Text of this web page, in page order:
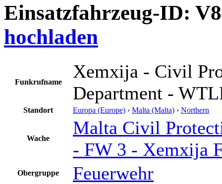
Einsatzfahrzeug-ID:
hochladen
Funkrufname
Xemxija - Civil
Department -
Standort Europa (Europe) › Malta (Malta) › Northern
Wache
Malta Civil
- FW 3 - Xemxija
Obergruppe Feuerwehr